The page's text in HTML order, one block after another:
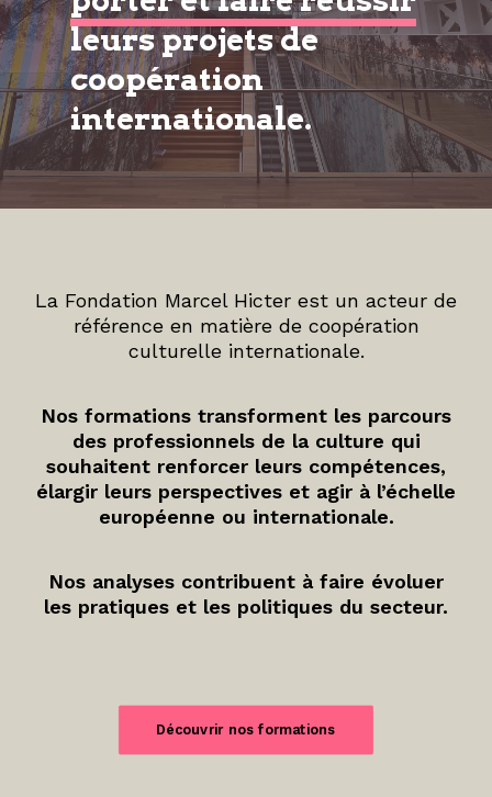
leurs projets de
coopération
internationale.
La Fondation Marcel Hicter est un acteur de
référence en matière de coopération
culturelle internationale.
Nos formations transforment les parcours
des professionnels de la culture qui
souhaitent renforcer leurs compétences,
élargir leurs perspectives et agir à l’échelle
européenne ou internationale.
Nos analyses contribuent à faire évoluer
les pratiques et les politiques du secteur.
Découvrir nos formations